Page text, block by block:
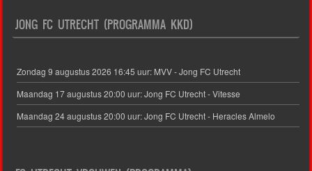
JONG FC UTRECHT (PROGRAMMA KKD)
Zondag 9 augustus 2026 16:45 uur: MVV - Jong FC Utrecht
Maandag 17 augustus 20:00 uur: Jong FC Utrecht - Vitesse
Maandag 24 augustus 20:00 uur: Jong FC Utrecht - Heracles Almelo